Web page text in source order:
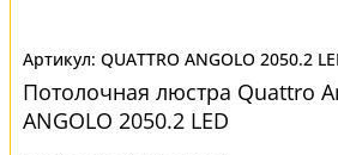
QUATTRO ANGOLO 2050.2
Потолочная люстра Quattro
ANGOLO 2050.2 LED